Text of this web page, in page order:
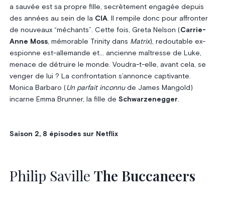
a sauvée est sa propre fille, secrètement engagée depuis
des années au sein de la CIA. Il rempile donc pour affronter
de nouveaux “méchants”. Cette fois, Greta Nelson ( Carrie-
Anne Moss, mémorable Trinity dans Matrix), redoutable ex-
espionne est-allemande et… ancienne maîtresse de Luke,
menace de détruire le monde. Voudra-t-elle, avant cela, se
venger de lui ? La confrontation s’annonce captivante.
Monica Barbaro ( Un parfait inconnude James Mangold)
incarne Emma Brunner, la fille de Schwarzenegger.
Saison 2, 8 épisodes sur Netflix
Philip Saville The Buccaneers